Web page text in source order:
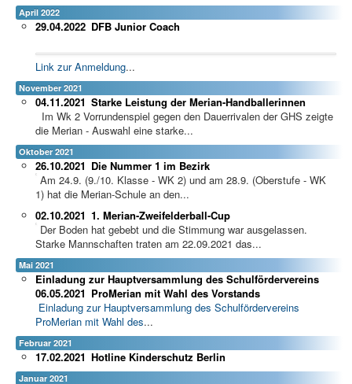
April 2022
DFB Junior Coach
29.04.2022
Link zur Anmeldung...
November 2021
Starke Leistung der Merian-Handballerinnen
04.11.2021
Im Wk 2 Vorrundenspiel gegen den Dauerrivalen der GHS zeigte
die Merian - Auswahl eine starke...
Oktober 2021
Die Nummer 1 im Bezirk
26.10.2021
Am 24.9. (9./10. Klasse - WK 2) und am 28.9. (Oberstufe - WK
1) hat die Merian-Schule an den...
1. Merian-Zweifelderball-Cup
02.10.2021
Der Boden hat gebebt und die Stimmung war ausgelassen.
Starke Mannschaften traten am 22.09.2021 das...
Mai 2021
Einladung zur Hauptversammlung des Schulfördervereins
ProMerian mit Wahl des Vorstands
06.05.2021
Einladung zur Hauptversammlung des Schulfördervereins
ProMerian mit Wahl des...
Februar 2021
Hotline Kinderschutz Berlin
17.02.2021
Januar 2021